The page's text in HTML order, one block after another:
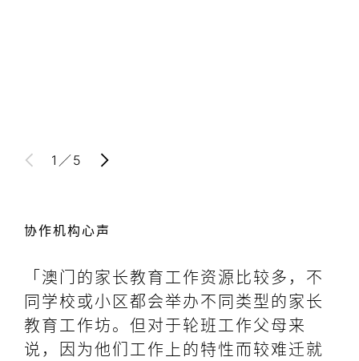
1 ／5
协作机构心声
「澳门的家长教育工作资源比较多，不
同学校或小区都会举办不同类型的家长
教育工作坊。但对于轮班工作父母来
说，因为他们工作上的特性而较难迁就